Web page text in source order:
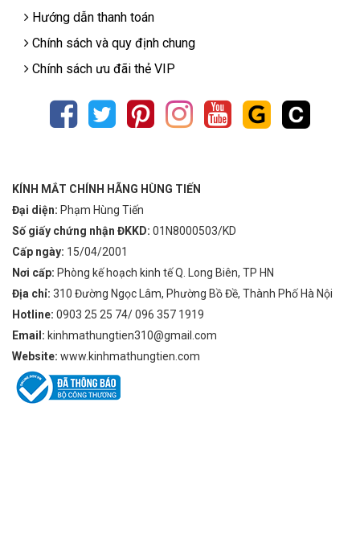
Hướng dẫn thanh toán
Chính sách và quy định chung
Chính sách ưu đãi thẻ VIP
KÍNH MẮT CHÍNH HÃNG HÙNG TIẾN
Đại diện: Phạm Hùng Tiến
Số giấy chứng nhận ĐKKD: 01N8000503/KD
Cấp ngày: 15/04/2001
Nơi cấp: Phòng kế hoạch kinh tế Q. Long Biên, TP HN
Địa chỉ: 310 Đường Ngọc Lâm, Phường Bồ Đề, Thành Phố Hà Nội
Hotline: 0903 25 25 74/ 096 357 1919
Email: kinhmathungtien310@gmail.com
Website: www.kinhmathungtien.com